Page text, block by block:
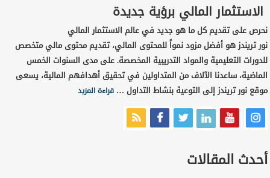
الاستثمار المالي برؤية جديدة
نحرص على تقديم كل ما هو جديد في عالم الاستثمار المالي
نور تريندز هو أفضل مزود نمواً للمحتوى المالي، تقديم محتوى مالي متخصص
للدورات التعليمية والمواد التدريبية المخصصة. على مدى السنوات الخمس
الماضية، ساعدنا الآلاف من المتداولين في تحقيق أهدافهم المالية، يسعى
موقع نور تريندز إلى التوعية بنشاط التداول …قراءة المزيد
أحدث المقالات